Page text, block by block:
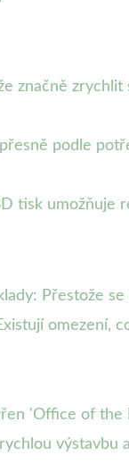
značně
podle
tisk umožňuje
Přestože
omezení,
'Office of the
výstavbu